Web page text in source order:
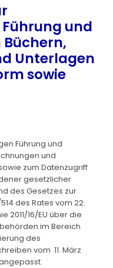
und
Unterlagen
sowie
Führung und
und
zum Datenzugriff
gesetzlicher
des Gesetzes zur
des Rates vom 22.
2011/16/EU über die
im Bereich
des
vom 11. März
angepasst.